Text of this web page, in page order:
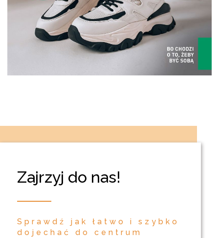
Zajrzyj do nas!
Sprawdź jak łatwo i szybko
dojechać do centrum